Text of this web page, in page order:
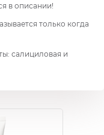
в описании!
только когда
салициловая и